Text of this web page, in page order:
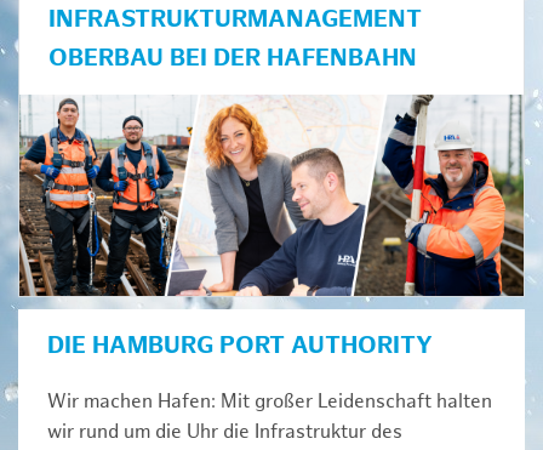
INFRASTRUKTURMANAGEMENT
OBERBAU BEI DER HAFENBAHN
DIE HAMBURG PORT AUTHORITY
Wir machen Hafen: Mit großer Leidenschaft halten
wir rund um die Uhr die Infrastruktur des